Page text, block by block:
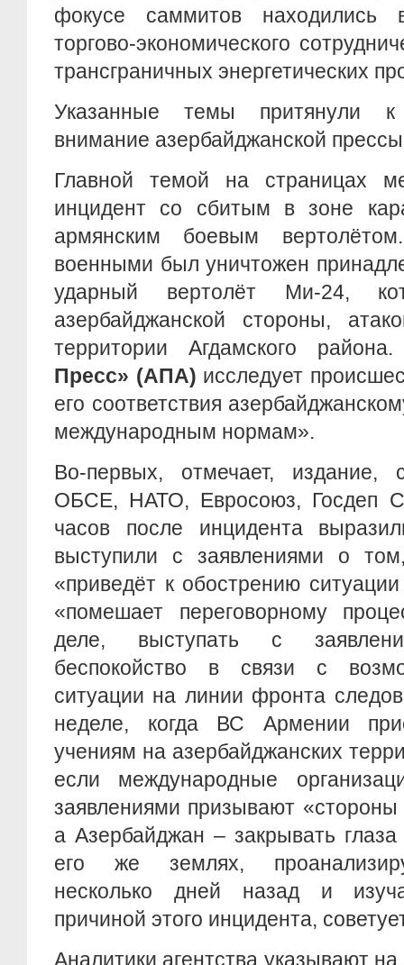
фокусе саммитов находились
торгово-экономического
трансграничных энергетических
Указанные темы притянули
внимание азербайджанской
Главной темой на страницах
инцидент со сбитым в зоне
армянским боевым
военными был уничтожен
ударный вертолёт Ми-24,
азербайджанской стороны,
территории Агдамского
Пресс» (АПА) исследует
его соответствия
международным нормам».
Во-первых, отмечает, издание,
ОБСЕ, НАТО, Евросоюз, Госдеп
часов после инцидента
выступили с заявлениями о
«приведёт к обострению
«помешает переговорному
деле, выступать с
беспокойство в связи с
ситуации на линии фронта
неделе, когда ВС Армении
учениям на азербайджанских
если международные
заявлениями призывают
а Азербайджан – закрывать
его же землях,
несколько дней назад и
причиной этого инцидента,
Аналитики агентства указывают